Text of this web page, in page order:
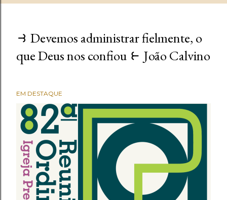
P
o
s
t
a
g
e
n
⥽ Devemos administrar fielmente, o
que Deus nos confiou ⥼ João Calvino
EM DESTAQUE